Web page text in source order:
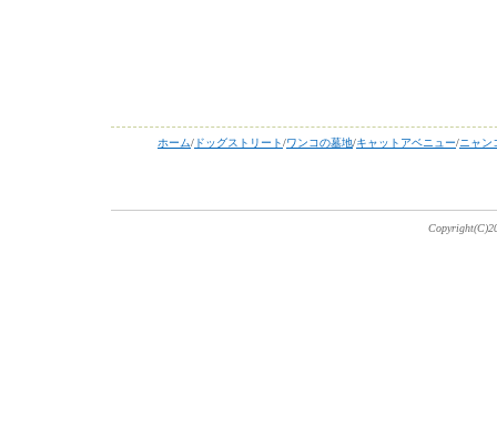
ホーム/ ドッグストリート/ワンコの墓地/キャットアベニュー/ニャン